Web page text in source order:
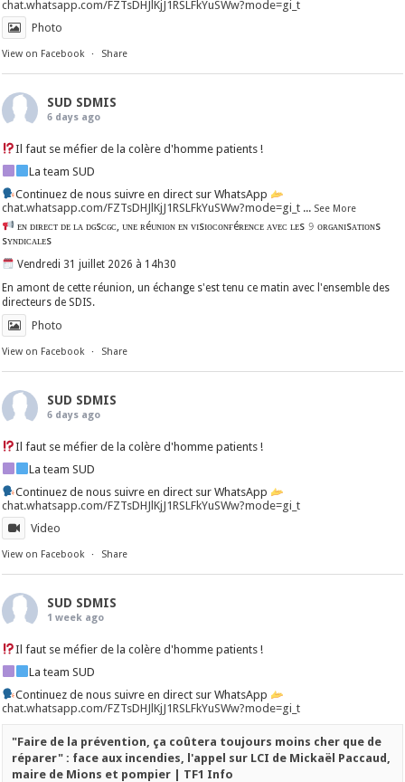
chat.whatsapp.com/FZTsDHJlKjJ1RSLFkYuSWw?mode=gi_t
Photo
View on Facebook · Share
SUD SDMIS
6 days ago
Il faut se méfier de la colère d'homme patients !
La team SUD
Continuez de nous suivre en direct sur WhatsApp
chat.whatsapp.com/FZTsDHJlKjJ1RSLFkYuSWw?mode=gi_t
ᴇɴ ᴅɪʀᴇᴄᴛ ᴅᴇ ʟᴀ ᴅɢsᴄɢᴄ, ᴜɴᴇ ʀéᴜɴɪᴏɴ ᴇɴ ᴠɪsɪᴏᴄᴏɴғéʀᴇɴᴄᴇ ᴀᴠᴇᴄ ʟᴇs 𝟿 ᴏʀɢᴀɴɪsᴀᴛɪᴏɴs
sʏɴᴅɪᴄᴀʟᴇs
Vendredi 31 juillet 2026 à 14h30
En amont de cette réunion, un échange s'est tenu ce matin avec l'ensemble des
directeurs de SDIS.
... See More
Photo
View on Facebook · Share
SUD SDMIS
6 days ago
Il faut se méfier de la colère d'homme patients !
La team SUD
Continuez de nous suivre en direct sur WhatsApp
chat.whatsapp.com/FZTsDHJlKjJ1RSLFkYuSWw?mode=gi_t
Video
View on Facebook · Share
SUD SDMIS
1 week ago
Il faut se méfier de la colère d'homme patients !
La team SUD
Continuez de nous suivre en direct sur WhatsApp
chat.whatsapp.com/FZTsDHJlKjJ1RSLFkYuSWw?mode=gi_t
"Faire de la prévention, ça coûtera toujours moins cher que de
réparer" : face aux incendies, l'appel sur LCI de Mickaël Paccaud,
maire de Mions et pompier | TF1 Info